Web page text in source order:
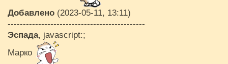
Добавлено (2023-05-11, 13:11)
---------------------------------------------
Эспада, javascript:;
Марко